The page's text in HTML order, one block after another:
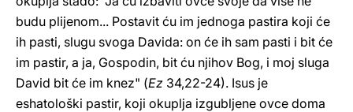
budu plijenom... Postavit ću im jednoga pastira koji će
ih pasti, slugu svoga Davida: on će ih sam pasti i bit će
im pastir, a ja, Gospodin, bit ću njihov Bog, i moj sluga
David bit će im knez" (Ez 34,22-24). Isus je
eshatološki pastir, koji okuplja izgubljene ovce doma